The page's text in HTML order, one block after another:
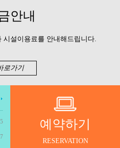
안내
시설이용료를 안내해드립니다.
로가기
예약하기
RESERVATION